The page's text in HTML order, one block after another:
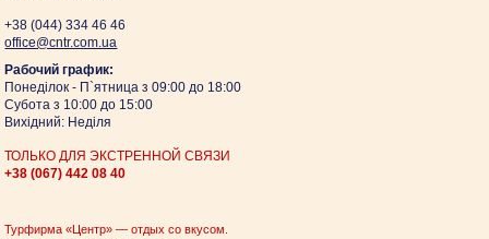
+38 (044)334 46 46
оffice@cntr.com.ua
Рабочий график:
Понеділок - П`ятница з 09:00 до 18:00
Субота з 10:00 до 15:00
Вихідний: Неділя
ТОЛЬКО ДЛЯ ЭКСТРЕННОЙ СВЯЗИ
+38 (067)442 08 40
Турфирма «Центр» — отдых со вкусом.